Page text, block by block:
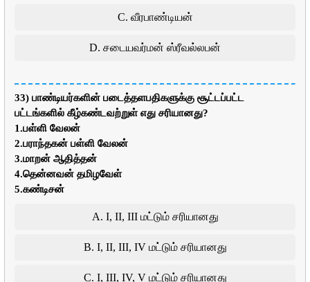
C. வீரபாண்டியன்
D. சடையவர்மன் ஸ்ரீவல்லபன்
33) பாண்டியர்களின் படைத்தளபதிகளுக்கு சூட்டப்பட்ட
பட்டங்களில் கீழ்கண்டவற்றுள் எது சரியானது?
1.பள்ளி வேலன்
2.பராந்தகன் பள்ளி வேலன்
3.மாறன் ஆதித்தன்
4.தென்னவன் தமிழவேள்
5.கண்டிசன்
A. I, II, III மட்டும் சரியானது
B. I, II, III, IV மட்டும் சரியானது
C. I, III, IV, V மட்டும் சரியானது